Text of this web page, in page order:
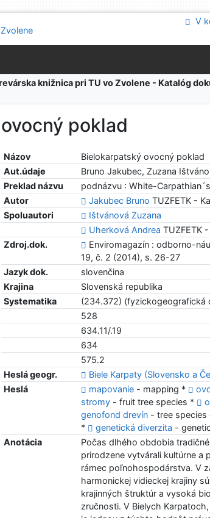
V
knižnica pri TU vo Zvolene - Katalóg
poklad
Názov
Bielokarpatský ovocný poklad
Aut.údaje
Bruno Jakubec, Zuzana
Preklad názvu
podnázvu : White-
Autor
Jakubec Bruno TUZFETK -
Spoluautori
Ištvánová Zuzana
Uherková Andrea TUZFETK
Zdroj.dok.
Enviromagazín : odborno-
19, č. 2 (2014), s. 26-27
Jazyk dok.
slovenčina
Krajina
Slovenská republika
Systematika
(234.372) (fyzickogeografická
528
634.11/.19
634
575.2
Heslá geogr.
Biele Karpaty (Slovensko a
Heslá
mapovanie - mapping *
stromy - fruit tree species *
genofond drevín - tree species
*
genetická diverzita -
Anotácia
Počas dlhého obdobia
prirodzene vytvárali kultúrne a
rámec poľnohospodárstva. V
harmonickej vidieckej krajiny
krajinných štruktúr a vysoká
zručnosti. V Bielych